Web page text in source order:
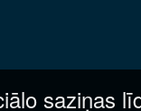
saziņas